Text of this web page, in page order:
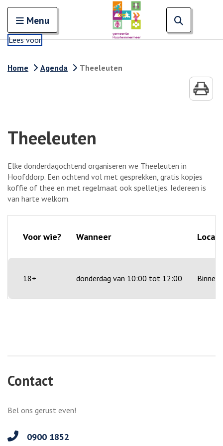
Open en sluit het
Menu
Lees voor
Home Agenda Theeleuten
Theeleuten
Elke donderdagochtend organiseren we Theeleuten in
Hoofddorp. Een ochtend vol met gesprekken, gratis kopjes
koffie of thee en met regelmaat ook spelletjes. Iedereen is
van harte welkom.
Voor wie? Wanneer
18+ donderdag van 10:00 tot 12:00
Contact
Bel ons gerust even!
0900 1852